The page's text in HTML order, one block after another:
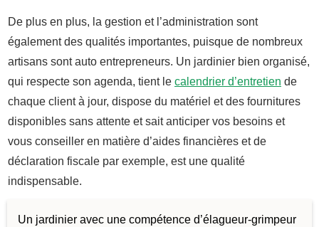
De plus en plus, la gestion et l’administration sont
également des qualités importantes, puisque de nombreux
artisans sont auto entrepreneurs. Un jardinier bien organisé,
qui respecte son agenda, tient le calendrier d’entretien de
chaque client à jour, dispose du matériel et des fournitures
disponibles sans attente et sait anticiper vos besoins et
vous conseiller en matière d’aides financières et de
déclaration fiscale par exemple, est une qualité
indispensable.
Un jardinier avec une compétence d’élagueur-grimpeur